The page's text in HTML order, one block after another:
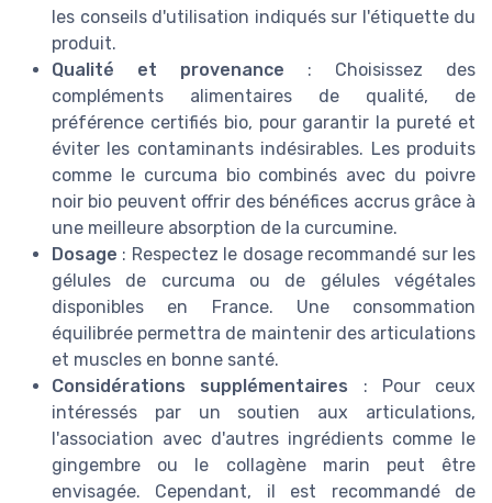
les conseils d'utilisation indiqués sur l'étiquette du
produit.
Qualité et provenance : Choisissez des
compléments alimentaires de qualité, de
préférence certifiés bio, pour garantir la pureté et
éviter les contaminants indésirables. Les produits
comme le curcuma bio combinés avec du poivre
noir bio peuvent offrir des bénéfices accrus grâce à
une meilleure absorption de la curcumine.
Dosage : Respectez le dosage recommandé sur les
gélules de curcuma ou de gélules végétales
disponibles en France. Une consommation
équilibrée permettra de maintenir des articulations
et muscles en bonne santé.
Considérations supplémentaires : Pour ceux
intéressés par un soutien aux articulations,
l'association avec d'autres ingrédients comme le
gingembre ou le collagène marin peut être
envisagée. Cependant, il est recommandé de